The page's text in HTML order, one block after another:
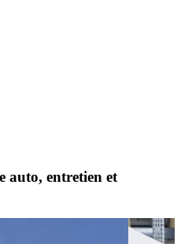
auto, entretien et